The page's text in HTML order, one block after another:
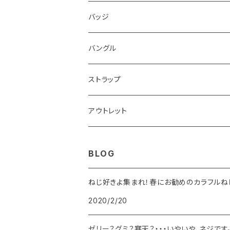
バッジ
バングル
ストラップ
アウトレット
BLOG
ねじ好きよ集まれ！春にお勧めのカラフル
2020/2/20